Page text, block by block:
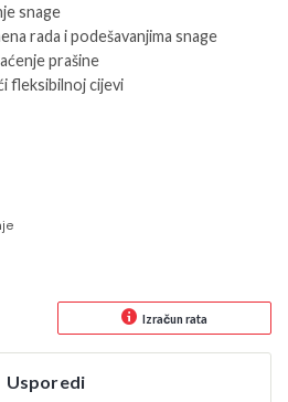
snage
rada i podešavanjima snage
prašine
fleksibilnoj cijevi
Izračun rata
Usporedi